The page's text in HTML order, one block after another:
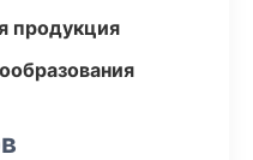
продукция